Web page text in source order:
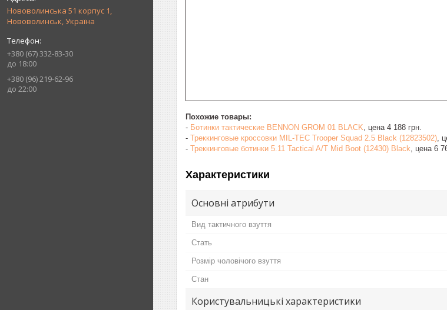
Нововолинська 51 корпус 1,
Нововолинськ, Україна
+380 (67) 332-83-30
до 18:00
+380 (96) 219-62-96
до 22:00
Похожие товары:
- Ботинки тактические BENNON GROM 01 BLACK, цена 4 188 грн.
- Треккинговые кроссовки MIL-TEC Trooper Squad 2.5 Black (12823502),
- Треккинговые ботинки 5.11 Tactical A/T Mid Boot (12430) Black, цена 6
Характеристики
Основні атрибути
Вид тактичного взуття
Стать
Розмір чоловічого взуття
Стан
Користувальницькі характеристики